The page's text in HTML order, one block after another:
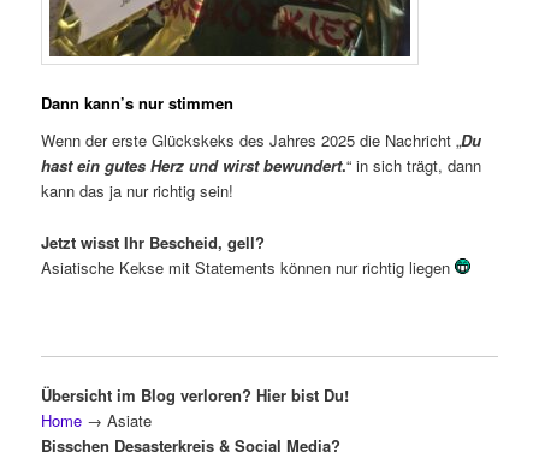
Dann kann’s nur stimmen
Wenn der erste Glückskeks des Jahres 2025 die Nachricht „Du
hast ein gutes Herz und wirst bewundert.“ in sich trägt, dann
kann das ja nur richtig sein!
Jetzt wisst Ihr Bescheid, gell?
Asiatische Kekse mit Statements können nur richtig liegen
Übersicht im Blog verloren? Hier bist Du!
Home → Asiate
Bisschen Desasterkreis & Social Media?